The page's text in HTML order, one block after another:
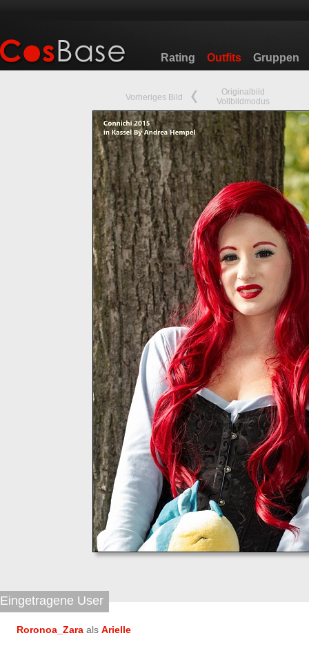
Rating Outfits Gruppen
Vorheriges Bild
Originalbild
Vollbildmodus
Eingetragene User
Roronoa_Zara als Arielle